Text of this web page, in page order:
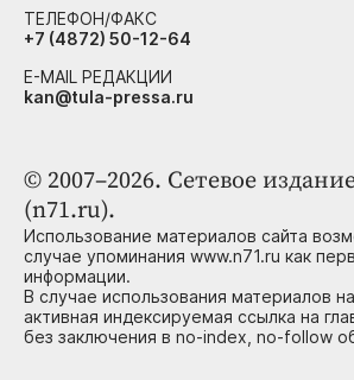
© 2007–2026. Сетевое
(n71.ru).
Использование материалов сайта
случае упоминания www.n71.ru как
информации.
В случае использования материалов
активная индексируемая ссылка на
без заключения в no-index, no-follow
ТЕЛЕФОН/ФАКС
+7 (4872) 50-12-64
E-MAIL РЕДАКЦИИ
kan@tula-pressa.ru